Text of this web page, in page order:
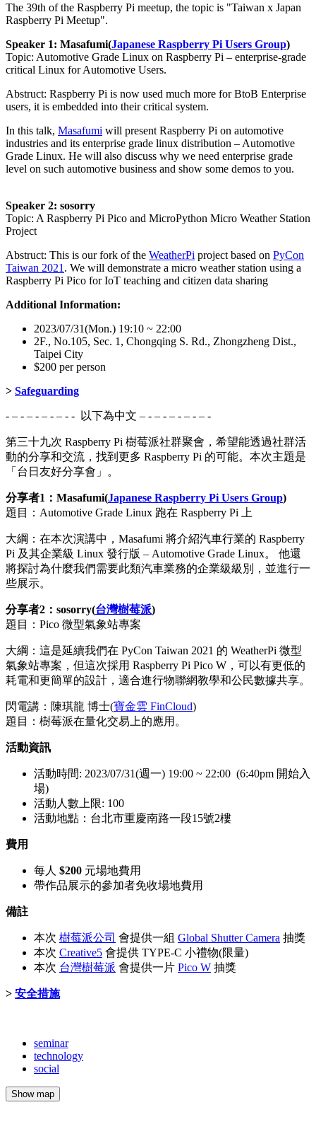
The 39th of the Raspberry Pi meetup, the topic is "Taiwan x Japan
Raspberry Pi Meetup".
Speaker 1: Masafumi(Japanese Raspberry Pi Users Group)
Topic: Automotive Grade Linux on Raspberry Pi – enterprise-grade
critical Linux for Automotive Users.
Abstruct: Raspberry Pi is now used much more for BtoB Enterprise
users, it is embedded into their critical system.
In this talk, Masafumi will present Raspberry Pi on automotive
industries and its enterprise grade linux distribution – Automotive
Grade Linux. He will also discuss why we need enterprise grade
level on such automotive business and show some demos to you.
Speaker 2: sosorry
Topic: A Raspberry Pi Pico and MicroPython Micro Weather Station
Project
Abstruct: This is our fork of the WeatherPi project based on PyCon
Taiwan 2021 . We will demonstrate a micro weather station using a
Raspberry Pi Pico for IoT teaching and citizen data sharing
Additional Information:
2023/07/31(Mon.) 19:10 ~ 22:00
2F., No.105, Sec. 1, Chongqing S. Rd., Zhongzheng Dist.,
Taipei City
$200 per person
> Safeguarding
- – - – - – - – - - 以下為中文 – - – - – - – - – -
第三十九次 Raspberry Pi 樹莓派社群聚會，希望能透過社群活
動的分享和交流，找到更多 Raspberry Pi 的可能。本次主題是
「台日友好分享會」。
分享者1：Masafumi(Japanese Raspberry Pi Users Group)
題目：Automotive Grade Linux 跑在 Raspberry Pi 上
大綱：在本次演講中，Masafumi 將介紹汽車行業的 Raspberry
Pi 及其企業級 Linux 發行版 – Automotive Grade Linux。 他還
將探討為什麼我們需要此類汽車業務的企業級級別，並進行一
些展示。
分享者2：sosorry(台灣樹莓派)
題目：Pico 微型氣象站專案
大綱：這是延續我們在 PyCon Taiwan 2021 的 WeatherPi 微型
氣象站專案，但這次採用 Raspberry Pi Pico W，可以有更低的
耗電和更簡單的設計，適合進行物聯網教學和公民數據共享。
閃電講：陳琪龍 博士(寶金雲 FinCloud)
題目：樹莓派在量化交易上的應用。
活動資訊
活動時間: 2023/07/31(週一) 19:00 ~ 22:00 (6:40pm 開始入
場)
活動人數上限: 100
活動地點：台北市重慶南路一段15號2樓
費用
每人 $200 元場地費用
帶作品展示的參加者免收場地費用
備註
本次 樹莓派公司 會提供一組 Global Shutter Camera 抽獎
本次 Creative5 會提供 TYPE-C 小禮物(限量)
本次 台灣樹莓派 會提供一片 Pico W 抽獎
> 安全措施
seminar
technology
social
Show map